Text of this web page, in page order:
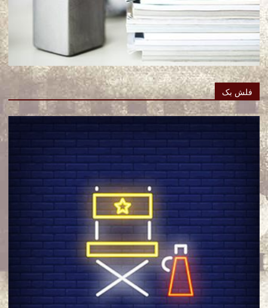
فلش بک